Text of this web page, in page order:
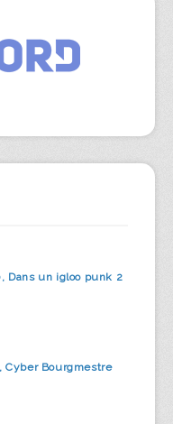
Dans un igloo punk 2
Cyber Bourgmestre